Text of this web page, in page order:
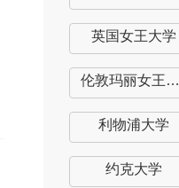
英国女王大学
伦敦玛丽女王大学
利物浦大学
约克大学